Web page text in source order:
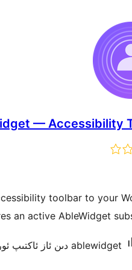
— Accessibility
toolbar to your
an active AbleWidget
ablewidget